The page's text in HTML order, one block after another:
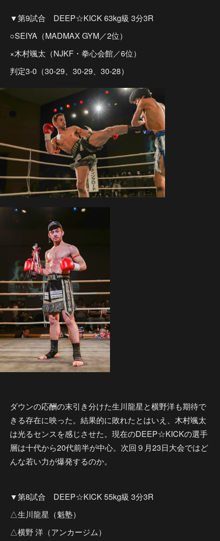
▼第9試合 DEEP☆KICK 63kg級 3分3R
○SEIYA（MADMAX GYM／2位）
×木村颯太（NJKF・拳心会館／6位）
判定3-0（30-29、30-29、30-28）
ダウンの応酬の末引き分けた生川龍星と横野洋も期待で
きる存在に映った。結果的に敗れたとはいえ、木村颯太
は光るセンスを感じさせた。現在のDEEP☆KICKの選手
層は十代から20代前半が中心。次回９月23日大会ではど
んな若い力が爆発するのか。
▼第8試合 DEEP☆KICK 55kg級 3分3R
△生川龍星（魁塾）
△横野 洋（アンカージム）